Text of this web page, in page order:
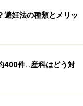
はまったら……
、同じ症状が、周
理前の2週間（黄
くらいに症状が重
避妊法の種類とメリッ
400件…産科はどう対